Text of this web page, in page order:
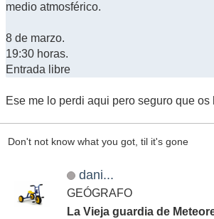
medio atmosférico.
8 de marzo.
19:30 horas.
Entrada libre
Ese me lo perdi aqui pero seguro que os
Don't not know what you got, til it's gone
dani...
GEÓGRAFO
La Vieja guardia de